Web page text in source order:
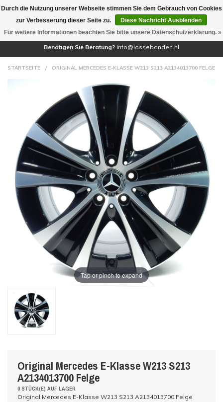
(0)
Benötigen Sie Beratung? info@lossebanden.nl
STARTSEITE / ORIGINAL MERCEDES E-KLASSE W213 S213 A2134013700 FELGE
Tap or pinch to expand
Original Mercedes E-Klasse W213 S213
A2134013700 Felge
0 STÜCK(E) AUF LAGER
Original Mercedes E-Klasse W213 S213 A2134013700 Felge
Durch die Nutzung unserer Webseite stimmen Sie dem Gebrauch von Cookies
zur Verbesserung dieser Seite zu.
Diese Nachricht Ausblenden
Für weitere Informationen beachten Sie bitte unsere Datenschutzerklärung. »